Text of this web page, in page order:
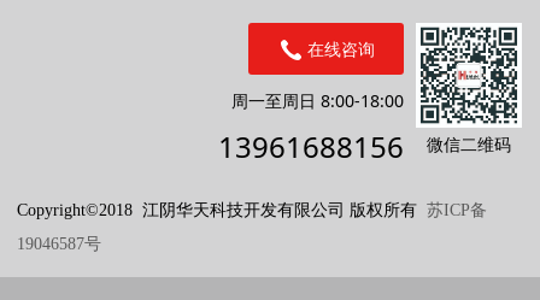
在线咨询
周一至周日 8:00-18:00
13961688156 微信二维码
Copyright©2018 江阴华天科技开发有限公司 版权所有苏ICP备
19046587号